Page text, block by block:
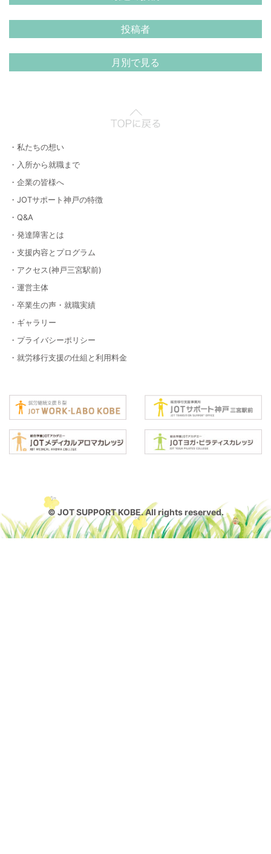
投稿者
月別で見る
・私たちの想い
・入所から就職まで
・企業の皆様へ
・JOTサポート神戸の特徴
・Q&A
・発達障害とは
・支援内容とプログラム
・アクセス(神戸三宮駅前)
・運営主体
・卒業生の声・就職実績
・ギャラリー
・プライバシーポリシー
・就労移行支援の仕組と利用料金
© JOT SUPPORT KOBE. All rights reserved.